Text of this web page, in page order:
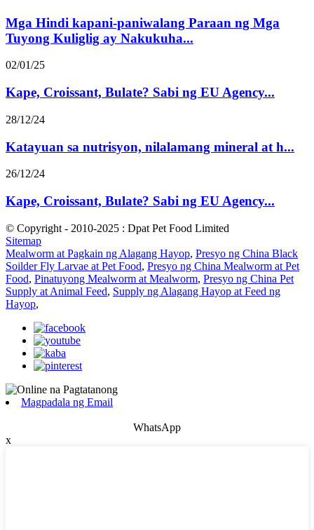
Mga Hindi kapani-paniwalang Paraan ng Mga
Tuyong Kuliglig ay Nakukuha...
02/01/25
Kape, Croissant, Bulate? Sabi ng EU Agency...
28/12/24
Katayuan sa nutrisyon, nilalamang mineral at h...
26/12/24
Kape, Croissant, Bulate? Sabi ng EU Agency...
© Copyright - 2010-2025 : Dpat Pet Food Limited
Sitemap
Mealworm at Pagkain ng Alagang Hayop, Presyo ng China Black
Soilder Fly Larvae at Pet Food, Presyo ng China Mealworm at Pet
Food, Pinatuyong Mealworm at Mealworm, Presyo ng China Pet
Supply at Animal Feed, Supply ng Alagang Hayop at Feed ng
Hayop,
Magpadala ng Email
WhatsApp
x